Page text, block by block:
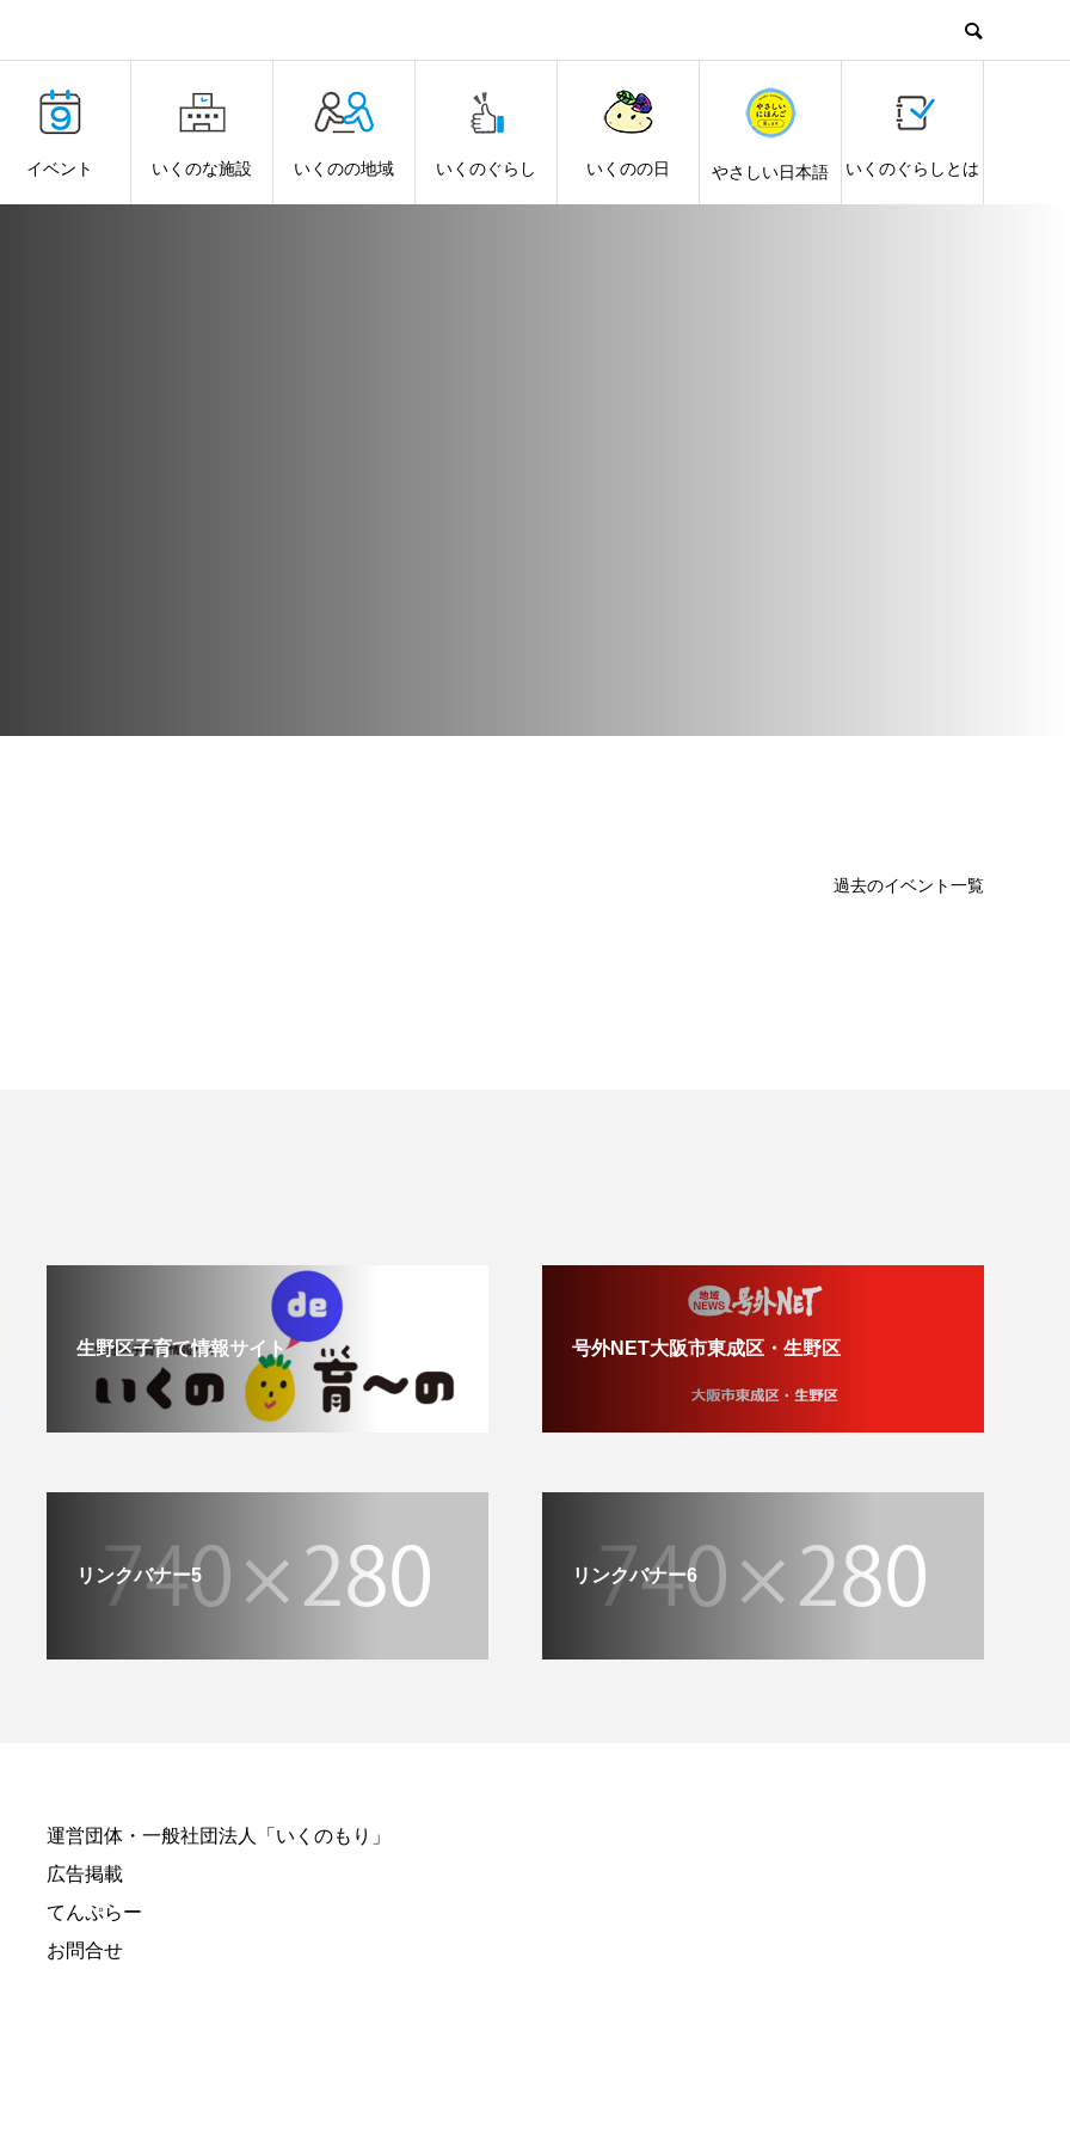
イベント いくのな施設 いくのの地域 いくのぐらし いくのの日 やさしい日本語 いくのぐらしとは
過去のイベント一覧
生野区子育て情報サイト 号外NET大阪市東成区・生野区
リンクバナー5 リンクバナー6
運営団体・一般社団法人「いくのもり」
広告掲載
てんぷらー
お問合せ